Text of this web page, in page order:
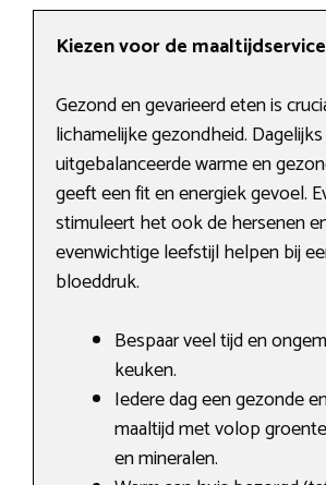
Kiezen voor de
Gezond en gevarieerd eten is
lichamelijke gezondheid.
uitgebalanceerde warme en
geeft een fit en energiek gevoel.
stimuleert het ook de hersenen
evenwichtige leefstijl helpen bij
bloeddruk.
Bespaar veel tijd en
keuken.
Iedere dag een gezonde
maaltijd met volop
en mineralen.